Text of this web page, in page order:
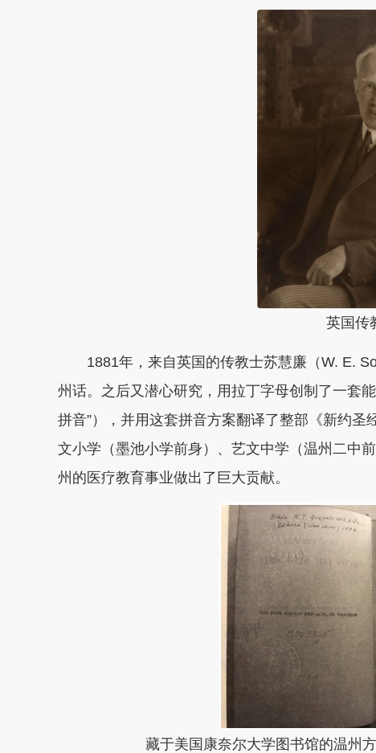
英国传
1881年，来自英国的传教士苏慧廉（W. E.
州话。之后又潜心研究，用拉丁字母创制了一套
拼音”），并用这套拼音方案翻译了整部《新约
文小学（墨池小学前身）、艺文中学（温州二中
州的医疗教育事业做出了巨大贡献。
藏于美国康奈尔大学图书馆的温州